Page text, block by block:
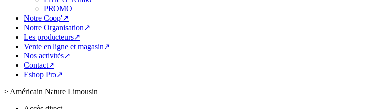
PROMO
Notre Coop'↗
Notre Organisation↗
Les producteurs↗
Vente en ligne et magasin↗
Nos activités↗
Contact↗
Eshop Pro↗
> Américain Nature Limousin